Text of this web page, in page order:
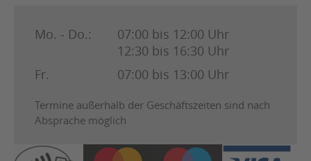
Mo. - Do.:
07:00 bis 12:00 Uhr
12:30 bis 16:30 Uhr
Fr.
07:00 bis 13:00 Uhr
Termine außerhalb der Geschäftszeiten sind nach
Absprache möglich